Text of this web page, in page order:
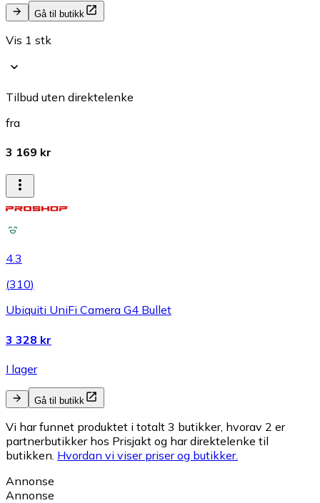
Gå til butikk
Vis 1 stk
Tilbud uten direktelenke
fra
3 169 kr
4.3
(310)
Ubiquiti UniFi Camera G4 Bullet
3 328 kr
I lager
Gå til butikk
Vi har funnet produktet i totalt 3 butikker, hvorav 2 er
partnerbutikker hos Prisjakt og har direktelenke til
butikken. Hvordan vi viser priser og butikker.
Annonse
Annonse